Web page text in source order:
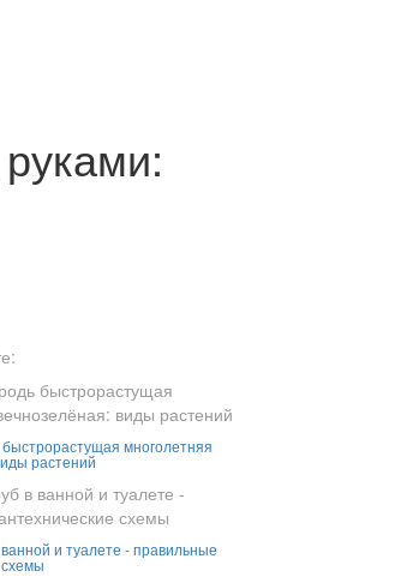
многолетняя
растений
и туалете - правильные